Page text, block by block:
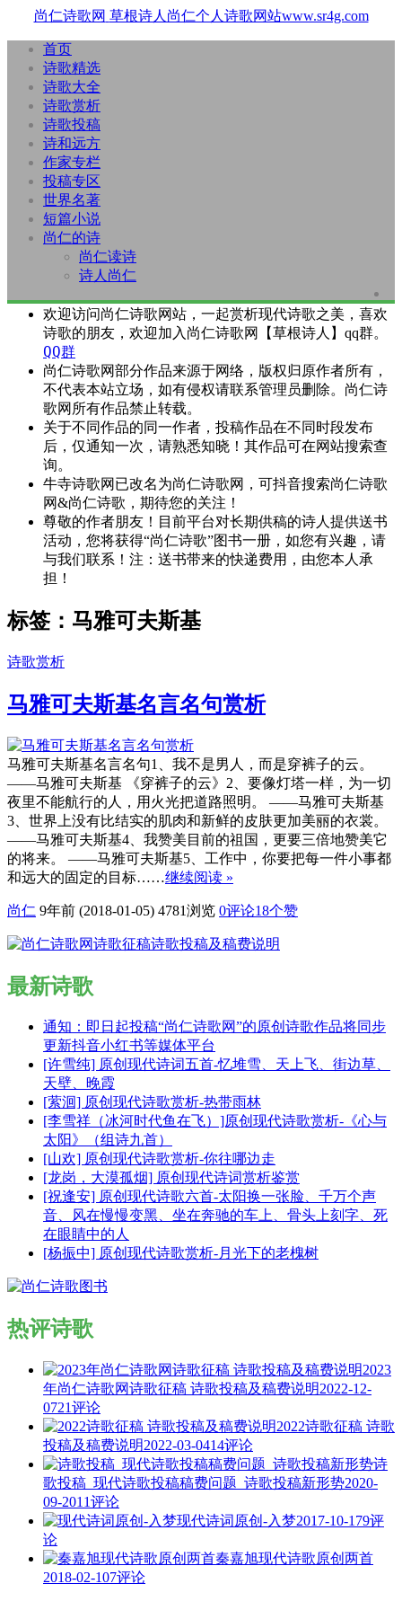
尚仁诗歌网 草根诗人尚仁个人诗歌网站www.sr4g.com
首页
诗歌精选
诗歌大全
诗歌赏析
诗歌投稿
诗和远方
作家专栏
投稿专区
世界名著
短篇小说
尚仁的诗
尚仁读诗
诗人尚仁
欢迎访问尚仁诗歌网站，一起赏析现代诗歌之美，喜欢
诗歌的朋友，欢迎加入尚仁诗歌网【草根诗人】qq群。
QQ群
尚仁诗歌网部分作品来源于网络，版权归原作者所有，
不代表本站立场，如有侵权请联系管理员删除。尚仁诗
歌网所有作品禁止转载。
关于不同作品的同一作者，投稿作品在不同时段发布
后，仅通知一次，请熟悉知晓！其作品可在网站搜索查
询。
牛寺诗歌网已改名为尚仁诗歌网，可抖音搜索尚仁诗歌
网&尚仁诗歌，期待您的关注！
尊敬的作者朋友！目前平台对长期供稿的诗人提供送书
活动，您将获得“尚仁诗歌”图书一册，如您有兴趣，请
与我们联系！注：送书带来的快递费用，由您本人承
担！
标签：马雅可夫斯基
诗歌赏析
马雅可夫斯基名言名句赏析
马雅可夫斯基名言名句1、我不是男人，而是穿裤子的云。
——马雅可夫斯基 《穿裤子的云》2、要像灯塔一样，为一切
夜里不能航行的人，用火光把道路照明。 ——马雅可夫斯基
3、世界上没有比结实的肌肉和新鲜的皮肤更加美丽的衣裳。
——马雅可夫斯基4、我赞美目前的祖国，更要三倍地赞美它
的将来。 ——马雅可夫斯基5、工作中，你要把每一件小事都
和远大的固定的目标……继续阅读 »
尚仁 9年前 (2018-01-05) 4781浏览 0评论18个赞
最新诗歌
通知：即日起投稿“尚仁诗歌网”的原创诗歌作品将同步
更新抖音小红书等媒体平台
[许雪纯] 原创现代诗词五首-忆堆雪、天上飞、街边草、
天壁、晚霞
[萦洄] 原创现代诗歌赏析-热带雨林
[李雪祥（冰河时代鱼在飞）]原创现代诗歌赏析-《心与
太阳》（组诗九首）
[山欢] 原创现代诗歌赏析-你往哪边走
[龙岗，大漠孤烟] 原创现代诗词赏析鉴赏
[祝逢安] 原创现代诗歌六首-太阳换一张脸、千万个声
音、风在慢慢变黑、坐在奔驰的车上、骨头上刻字、死
在眼睛中的人
[杨振中] 原创现代诗歌赏析-月光下的老槐树
热评诗歌
2023
年尚仁诗歌网诗歌征稿 诗歌投稿及稿费说明2022-12-
0721评论
2022诗歌征稿 诗歌
投稿及稿费说明2022-03-0414评论
诗
歌投稿_现代诗歌投稿稿费问题_诗歌投稿新形势2020-
09-2011评论
现代诗词原创-入梦2017-10-179评
论
秦嘉旭现代诗歌原创两首
2018-02-107评论